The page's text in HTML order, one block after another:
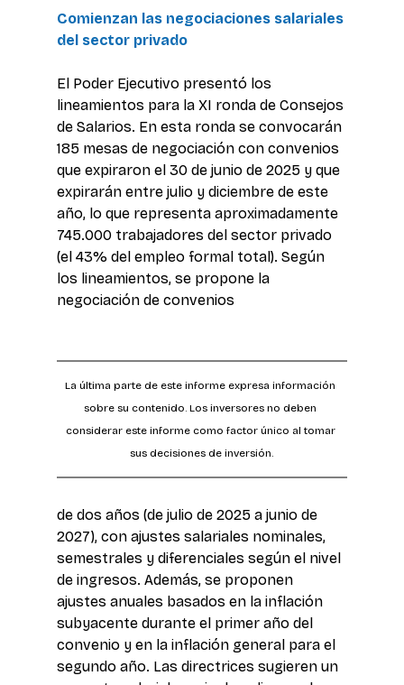
Comienzan las negociaciones salariales
del sector privado
El Poder Ejecutivo presentó los
lineamientos para la XI ronda de Consejos
de Salarios. En esta ronda se convocarán
185 mesas de negociación con convenios
que expiraron el 30 de junio de 2025 y que
expirarán entre julio y diciembre de este
año, lo que representa aproximadamente
745.000 trabajadores del sector privado
(el 43% del empleo formal total). Según
los lineamientos, se propone la
negociación de convenios
La última parte de este informe expresa información
sobre su contenido. Los inversores no deben
considerar este informe como factor único al tomar
sus decisiones de inversión.
de dos años (de julio de 2025 a junio de
2027), con ajustes salariales nominales,
semestrales y diferenciales según el nivel
de ingresos. Además, se proponen
ajustes anuales basados en la inflación
subyacente durante el primer año del
convenio y en la inflación general para el
segundo año. Las directrices sugieren un